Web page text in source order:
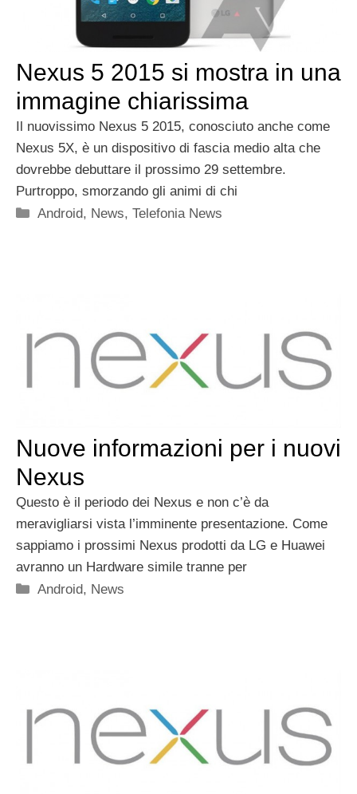
Nexus 5 2015 si mostra in una
immagine chiarissima
Il nuovissimo Nexus 5 2015, conosciuto anche come
Nexus 5X, è un dispositivo di fascia medio alta che
dovrebbe debuttare il prossimo 29 settembre.
Purtroppo, smorzando gli animi di chi
Categorie
Android, News,Telefonia News
Nuove informazioni per i nuovi
Nexus
Questo è il periodo dei Nexus e non c’è da
meravigliarsi vista l’imminente presentazione. Come
sappiamo i prossimi Nexus prodotti da LG e Huawei
avranno un Hardware simile tranne per
Categorie
Android, News